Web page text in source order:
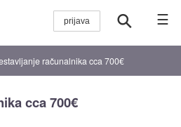
☰
računalnika cca 700€
cca 700€